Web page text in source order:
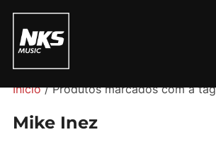
Pular
para
conteúdo
Início/ Produtos marcados com a tag
Mike Inez